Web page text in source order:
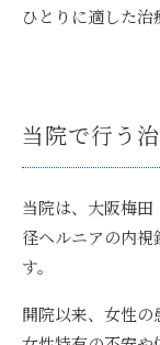
ひとりに適した治
当院で行う
当院は、大阪梅
径ヘルニアの内
す。
開院以来、女性の